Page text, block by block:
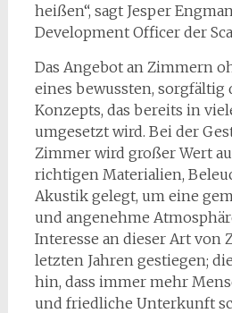
heißen“, sagt Jesper
Development Officer der
Das Angebot an Zimmern
eines bewussten, sorgfältig
Konzepts, das bereits in
umgesetzt wird. Bei der
Zimmer wird großer Wert
richtigen Materialien,
Akustik gelegt, um eine
und angenehme
Interesse an dieser Art von
letzten Jahren gestiegen;
hin, dass immer mehr
und friedliche Unterkunft